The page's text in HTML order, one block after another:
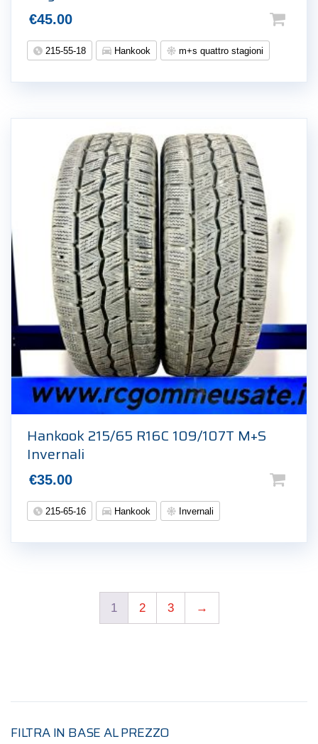
€45.00
215-55-18 Hankook m+s quattro stagioni
Hankook 215/65 R16C 109/107T M+S
Invernali
€35.00
215-65-16 Hankook Invernali
1 2 3 →
FILTRA IN BASE AL PREZZO